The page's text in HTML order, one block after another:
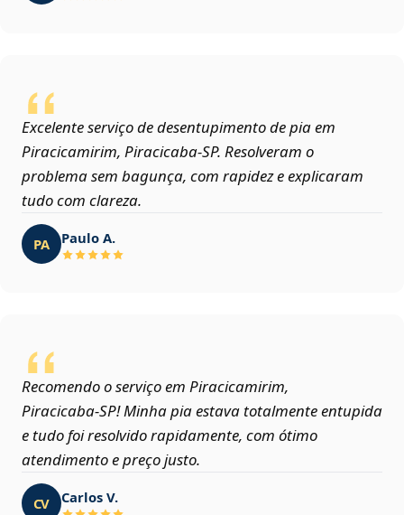
Excelente serviço de desentupimento de pia em
Piracicamirim, Piracicaba‑SP. Resolveram o
problema sem bagunça, com rapidez e explicaram
tudo com clareza.
PA Paulo A.
Recomendo o serviço em Piracicamirim,
Piracicaba‑SP! Minha pia estava totalmente entupida
e tudo foi resolvido rapidamente, com ótimo
atendimento e preço justo.
CV Carlos V.